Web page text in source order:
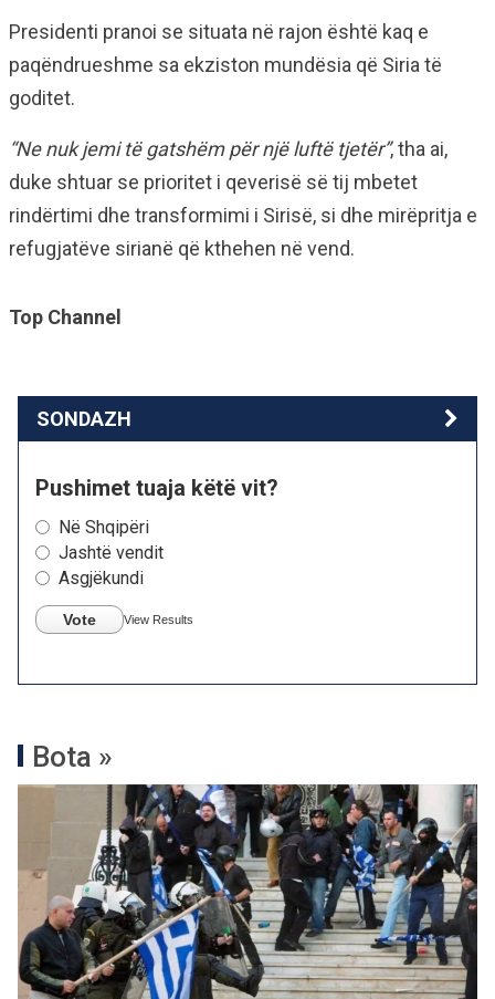
Presidenti pranoi se situata në rajon është kaq e
paqëndrueshme sa ekziston mundësia që Siria të
goditet.
“Ne nuk jemi të gatshëm për një luftë tjetër”, tha ai,
duke shtuar se prioritet i qeverisë së tij mbetet
rindërtimi dhe transformimi i Sirisë, si dhe mirëpritja e
refugjatëve sirianë që kthehen në vend.
Top Channel
SONDAZH
Pushimet tuaja këtë vit?
Në Shqipëri
Jashtë vendit
Asgjëkundi
Vote View Results
Bota »